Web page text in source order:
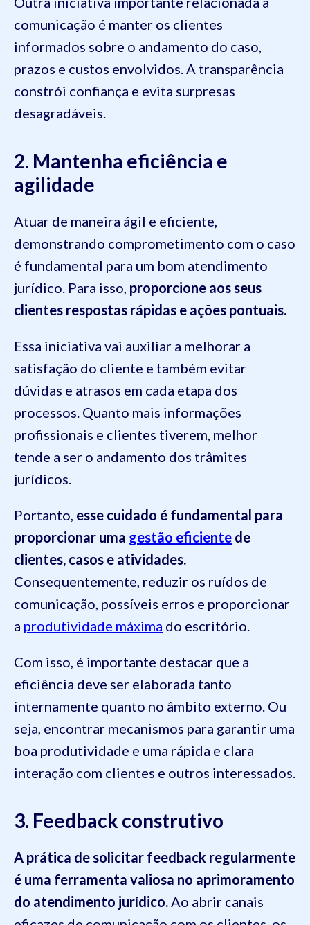
comunicação é manter os clientes
informados sobre o andamento do caso,
prazos e custos envolvidos. A transparência
constrói confiança e evita surpresas
desagradáveis.
2. Mantenha eficiência e
agilidade
Atuar de maneira ágil e eficiente,
demonstrando comprometimento com o caso
é fundamental para um bom atendimento
jurídico. Para isso, proporcione aos seus
clientes respostas rápidas e ações pontuais.
Essa iniciativa vai auxiliar a melhorar a
satisfação do cliente e também evitar
dúvidas e atrasos em cada etapa dos
processos. Quanto mais informações
profissionais e clientes tiverem, melhor
tende a ser o andamento dos trâmites
jurídicos.
Portanto, esse cuidado é fundamental para
proporcionar uma gestão eficiente de
clientes, casos e atividades.
Consequentemente, reduzir os ruídos de
comunicação, possíveis erros e proporcionar
a produtividade máxima do escritório.
Com isso, é importante destacar que a
eficiência deve ser elaborada tanto
internamente quanto no âmbito externo. Ou
seja, encontrar mecanismos para garantir uma
boa produtividade e uma rápida e clara
interação com clientes e outros interessados.
3. Feedback construtivo
A prática de solicitar feedback regularmente
é uma ferramenta valiosa no aprimoramento
do atendimento jurídico. Ao abrir canais